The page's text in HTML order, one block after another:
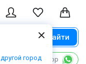
город
Найти
в WhatsApp